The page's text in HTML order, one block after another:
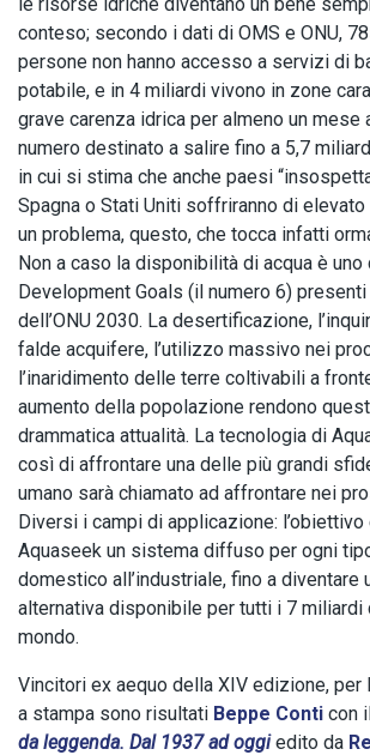
conteso; secondo i dati di OMS e ONU,
persone non hanno accesso a servizi di
potabile, e in 4 miliardi vivono in zone
grave carenza idrica per almeno un mese
numero destinato a salire fino a 5,7
in cui si stima che anche paesi
Spagna o Stati Uniti soffriranno di
un problema, questo, che tocca infatti
Non a caso la disponibilità di acqua è
Development Goals (il numero 6) presenti
dell’ONU 2030. La desertificazione,
falde acquifere, l’utilizzo massivo nei
l’inaridimento delle terre coltivabili a
aumento della popolazione rendono
drammatica attualità. La tecnologia di
così di affrontare una delle più grandi
umano sarà chiamato ad affrontare nei
Diversi i campi di applicazione: l’obiettivo
Aquaseek un sistema diffuso per ogni
domestico all’industriale, fino a diventare
alternativa disponibile per tutti i 7 miliardi
mondo.
Vincitori ex aequo della XIV edizione,
a stampa sono risultati Beppe Conti con
da leggenda. Dal 1937 ad oggiedito da